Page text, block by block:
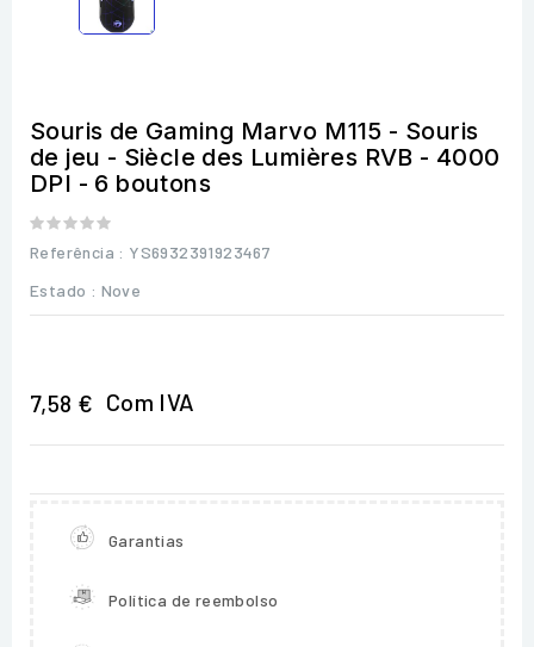
Souris de Gaming Marvo M115 - Souris
de jeu - Siècle des Lumières RVB - 4000
DPI - 6 boutons
Referência : YS6932391923467
Estado : Nove
7,58 € Com IVA
Garantias
Política de reembolso